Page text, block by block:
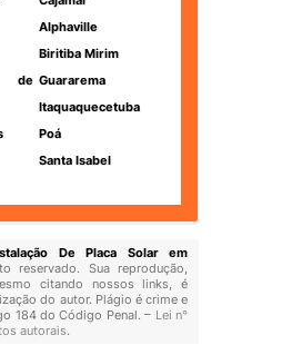
Alphaville
Biritiba Mirim
Guararema
Itaquaquecetuba
Poá
Santa Isabel
De Placa Solar em
reservado. Sua reprodução,
citando nossos links, é
do autor. Plágio é crime e
184 do Código Penal. – Lei n°
autorais.